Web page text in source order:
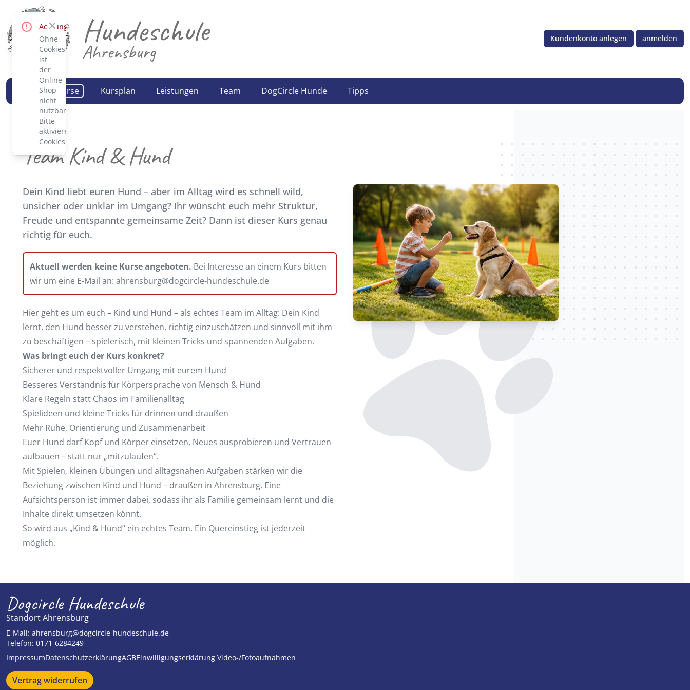
Achtung!
Ohne
Cookies
ist
der
Online-
Shop
nicht
nutzbar.
Bitte
aktiviere
Cookies.
Close Hundeschule
Ahrensburg
Kundenkonto anlegen anmelden
Trainingskurse Kursplan Leistungen Team DogCircle Hunde Tipps
Team Kind & Hund
Dein Kind liebt euren Hund – aber im Alltag wird es schnell wild,
unsicher oder unklar im Umgang? Ihr wünscht euch mehr Struktur,
Freude und entspannte gemeinsame Zeit? Dann ist dieser Kurs genau
richtig für euch.
Aktuell werden keine Kurse angeboten. Bei Interesse an einem Kurs bitten
wir um eine E-Mail an: ahrensburg@dogcircle-hundeschule.de
Hier geht es um euch – Kind und Hund – als echtes Team im Alltag: Dein Kind
lernt, den Hund besser zu verstehen, richtig einzuschätzen und sinnvoll mit ihm
zu beschäftigen – spielerisch, mit kleinen Tricks und spannenden Aufgaben.
Was bringt euch der Kurs konkret?
Sicherer und respektvoller Umgang mit eurem Hund
Besseres Verständnis für Körpersprache von Mensch & Hund
Klare Regeln statt Chaos im Familienalltag
Spielideen und kleine Tricks für drinnen und draußen
Mehr Ruhe, Orientierung und Zusammenarbeit
Euer Hund darf Kopf und Körper einsetzen, Neues ausprobieren und Vertrauen
aufbauen – statt nur „mitzulaufen“.
Mit Spielen, kleinen Übungen und alltagsnahen Aufgaben stärken wir die
Beziehung zwischen Kind und Hund – draußen in Ahrensburg. Eine
Aufsichtsperson ist immer dabei, sodass ihr als Familie gemeinsam lernt und die
Inhalte direkt umsetzen könnt.
So wird aus „Kind & Hund“ ein echtes Team. Ein Quereinstieg ist jederzeit
möglich.
Dogcircle Hundeschule
Standort Ahrensburg
E-Mail: ahrensburg@dogcircle-hundeschule.de
Telefon: 0171-6284249
ImpressumDatenschutzerklärungAGBEinwilligungserklärung Video-/Fotoaufnahmen
Vertrag widerrufen